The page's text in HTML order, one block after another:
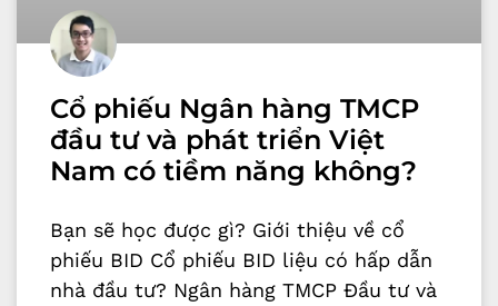
Cổ phiếu Ngân hàng TMCP
đầu tư và phát triển Việt
Nam có tiềm năng không?
Bạn sẽ học được gì? Giới thiệu về cổ
phiếu BID Cổ phiếu BID liệu có hấp dẫn
nhà đầu tư? Ngân hàng TMCP Đầu tư và